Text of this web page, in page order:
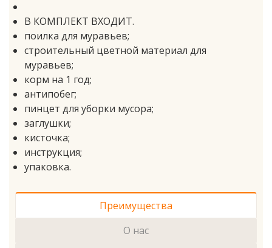
В КОМПЛЕКТ ВХОДИТ.
поилка для муравьев;
строительный цветной материал для
муравьев;
корм на 1 год;
антипобег;
пинцет для уборки мусора;
заглушки;
кисточка;
инструкция;
упаковка.
Преимущества
О нас